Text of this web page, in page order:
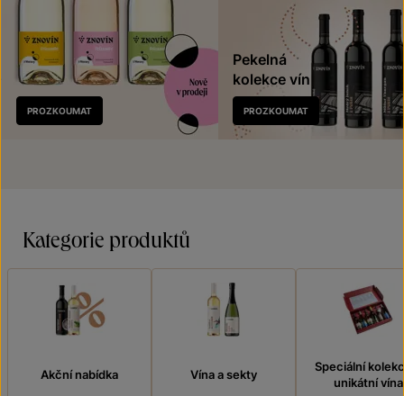
Nově
v prodeji
PROZKOUMAT
Pekelná
kolekce vín
PROZKOUMAT
Kategorie produktů
Akční nabídka Vína a sekty
Speciální
unikátní vína